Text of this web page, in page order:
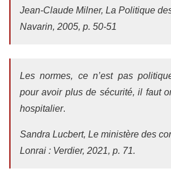
Jean-Claude Milner, La Politique
Navarin, 2005, p. 50-51
Les normes, ce n’est pas
pour avoir plus de sécurité, il faut
hospitalier.
Sandra Lucbert, Le ministère des
Lonrai : Verdier, 2021, p. 71.